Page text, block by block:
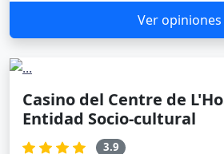
Ver opiniones
Casino del Centre de
Entidad Socio-cultural
3.9